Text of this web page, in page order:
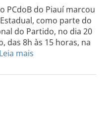
do
Sul
dia
PCdoB do Piauí marcou
como parte do
do Partido, no dia 20
das 8h às 15 horas, na
Leia mais
PI